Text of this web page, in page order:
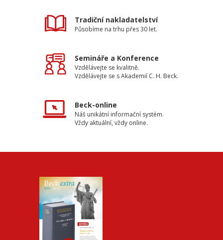
Tradiční nakladatelství
Působíme na trhu přes 30 let.
Semináře a Konference
Vzdělávejte se kvalitně.
Vzdělávejte se s Akademií C. H. Beck.
Beck-online
Náš unikátní informační systém.
Vždy aktuální, vždy online.